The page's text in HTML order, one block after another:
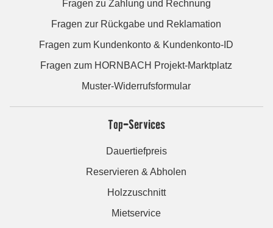
Fragen zu Zahlung und Rechnung
Fragen zur Rückgabe und Reklamation
Fragen zum Kundenkonto & Kundenkonto-ID
Fragen zum HORNBACH Projekt-Marktplatz
Muster-Widerrufsformular
Top-Services
Dauertiefpreis
Reservieren & Abholen
Holzzuschnitt
Mietservice